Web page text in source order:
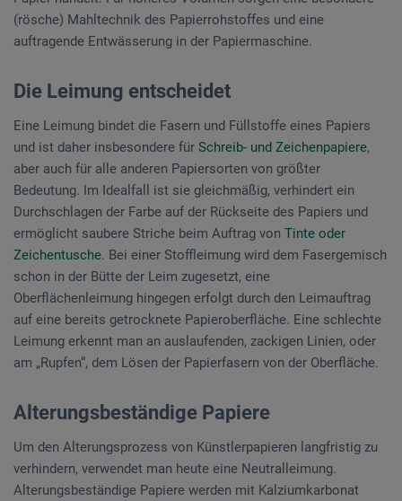
(rösche) Mahltechnik des Papierrohstoffes und eine
auftragende Entwässerung in der Papiermaschine.
Die Leimung entscheidet
Eine Leimung bindet die Fasern und Füllstoffe eines Papiers
und ist daher insbesondere für Schreib- und Zeichenpapiere,
aber auch für alle anderen Papiersorten von größter
Bedeutung. Im Idealfall ist sie gleichmäßig, verhindert ein
Durchschlagen der Farbe auf der Rückseite des Papiers und
ermöglicht saubere Striche beim Auftrag von Tinte oder
Zeichentusche. Bei einer Stoffleimung wird dem Fasergemisch
schon in der Bütte der Leim zugesetzt, eine
Oberflächenleimung hingegen erfolgt durch den Leimauftrag
auf eine bereits getrocknete Papieroberfläche. Eine schlechte
Leimung erkennt man an auslaufenden, zackigen Linien, oder
am „Rupfen“, dem Lösen der Papierfasern von der Oberfläche.
Alterungsbeständige Papiere
Um den Alterungsprozess von Künstlerpapieren langfristig zu
verhindern, verwendet man heute eine Neutralleimung.
Alterungsbeständige Papiere werden mit Kalziumkarbonat